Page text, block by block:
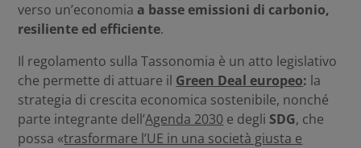
verso un’economia a basse emissioni di carbonio,
resiliente ed efficiente.
Il regolamento sulla Tassonomia è un atto legislativo
che permette di attuare il Green Deal europeo: la
strategia di crescita economica sostenibile, nonché
parte integrante dell’Agenda 2030 e degli SDG, che
possa «trasformare l’UE in una società giusta e